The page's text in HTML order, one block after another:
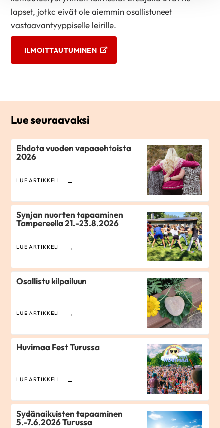
lapset, jotka eivät ole aiemmin osallistuneet
vastaavantyyppiselle leirille.
ILMOITTAUTUMINEN
Lue seuraavaksi
Ehdota vuoden vapaaehtoista
2026
LUE ARTIKKELI
Synjan nuorten tapaaminen
Tampereella 21.-23.8.2026
LUE ARTIKKELI
Osallistu kilpailuun
LUE ARTIKKELI
Huvimaa Fest Turussa
LUE ARTIKKELI
Sydänaikuisten tapaaminen
5.-7.6.2026 Turussa